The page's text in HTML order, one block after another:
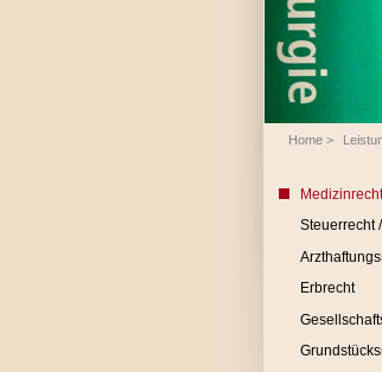
Home>
Medizinrecht
Steuerrecht
Erbrecht